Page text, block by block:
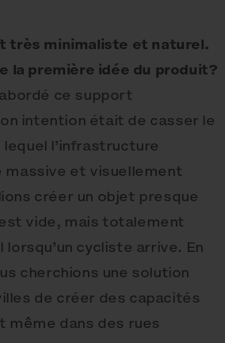
très minimaliste et naturel.
la première idée du produit?
ce support
intention était de casser le
l’infrastructure
et visuellement
créer un objet presque
vide, mais totalement
cycliste arrive. En
cherchions une solution
de créer des capacités
même dans des rues